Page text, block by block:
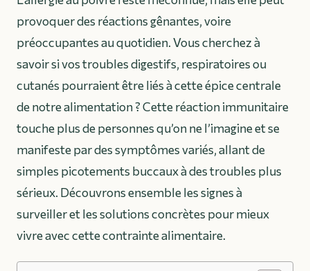
provoquer des réactions gênantes, voire
préoccupantes au quotidien. Vous cherchez à
savoir si vos troubles digestifs, respiratoires ou
cutanés pourraient être liés à cette épice centrale
de notre alimentation ? Cette réaction immunitaire
touche plus de personnes qu’on ne l’imagine et se
manifeste par des symptômes variés, allant de
simples picotements buccaux à des troubles plus
sérieux. Découvrons ensemble les signes à
surveiller et les solutions concrètes pour mieux
vivre avec cette contrainte alimentaire.